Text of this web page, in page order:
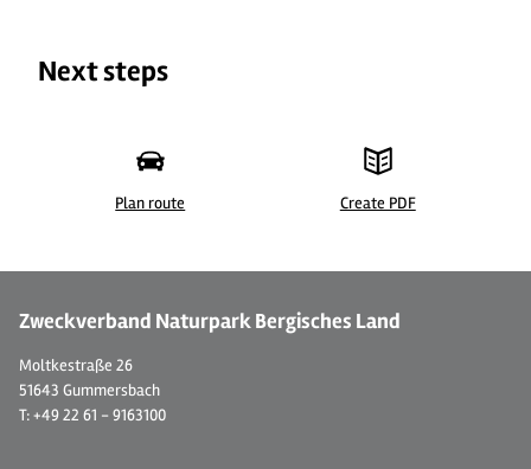
Next steps
Plan route Create PDF
Zweckverband Naturpark Bergisches Land
Moltkestraße 26
51643 Gummersbach
T: +49 22 61 - 9163100